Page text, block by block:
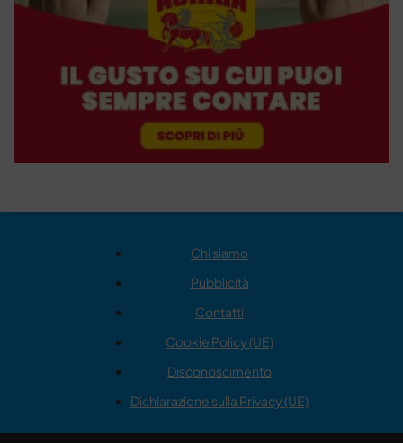
Chi siamo
Pubblicità
Contatti
Cookie Policy (UE)
Disconoscimento
Dichiarazione sulla Privacy (UE)